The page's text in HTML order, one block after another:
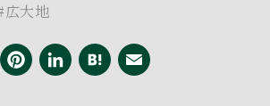
広大地
LinePinterest
LinkedIn
Hatena